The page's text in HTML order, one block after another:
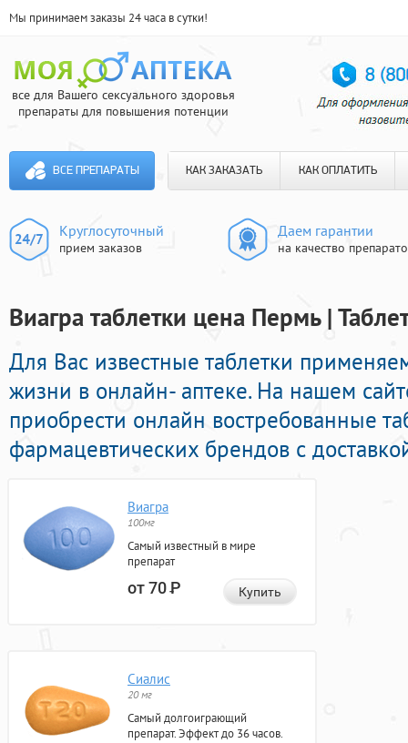
Мы принимаем заказы 24 часа в сутки!
все для Вашего сексуального здоровья
препараты для повышения потенции
ВСЕ ПРЕПАРАТЫ КАК ЗАКАЗАТЬ КАК ОПЛАТИТЬ
Круглосуточный
прием заказов
Даем гарантии
на качество
Виагра таблетки цена Пермь |
Для Вас известные таблетки
жизни в онлайн- аптеке. На нашем
приобрести онлайн востребованные
фармацевтических брендов с
Виагра
100мг
Самый известный в мире
препарат
от 70Р Купить
Сиалис
20 мг
Самый долгоиграющий
препарат. Эффект до 36 часов.